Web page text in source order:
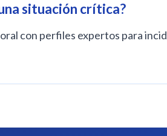
situación crítica?
con perfiles expertos para